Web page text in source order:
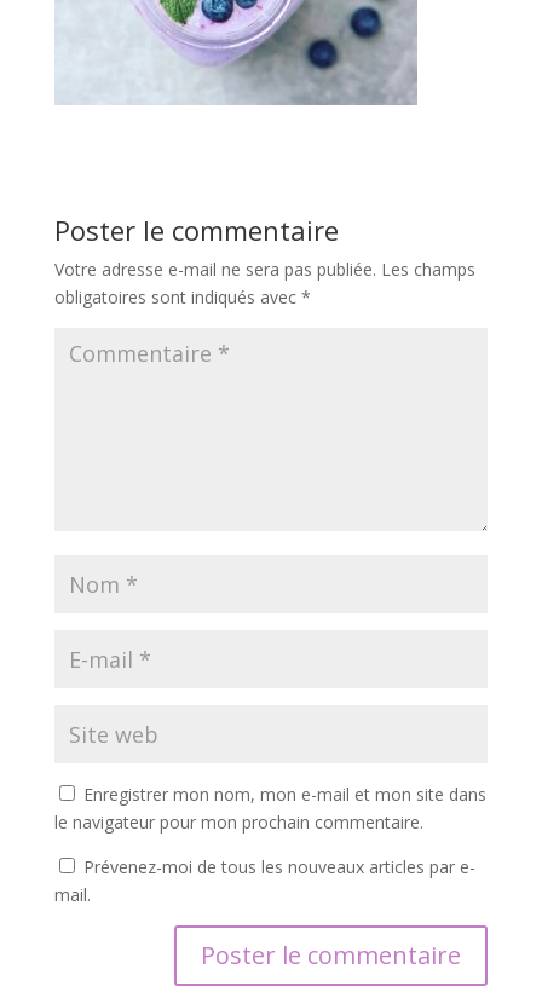
Poster le commentaire
Votre adresse e-mail ne sera pas publiée. Les champs
obligatoires sont indiqués avec *
Enregistrer mon nom, mon e-mail et mon site dans
le navigateur pour mon prochain commentaire.
Prévenez-moi de tous les nouveaux articles par e-
mail.